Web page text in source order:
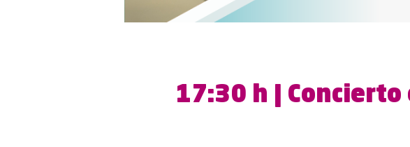
17:30 h | Concierto